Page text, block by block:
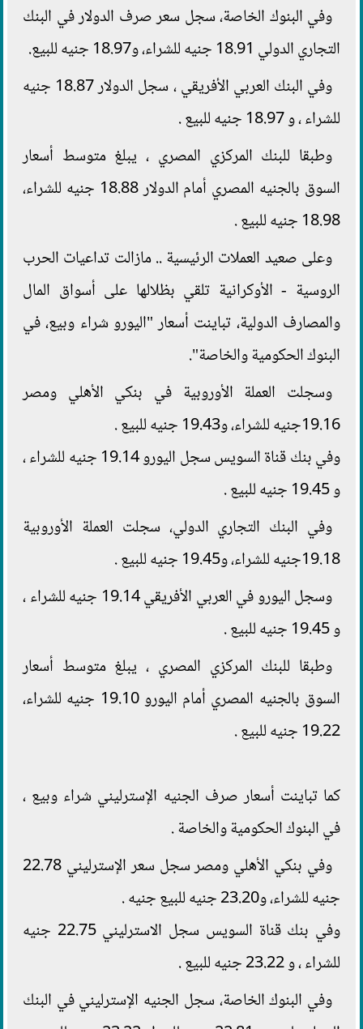
وفي البنوك الخاصة، سجل سعر صرف الدولار في البنك
التجاري الدولي 18.91 جنيه للشراء، و18.97 جنيه للبيع.
وفي البنك العربي الأفريقي ، سجل الدولار 18.87 جنيه
للشراء ، و 18.97 جنيه للبيع .
وطبقا للبنك المركزي المصري ، يبلغ متوسط أسعار
السوق بالجنيه المصري أمام الدولار 18.88 جنيه للشراء،
18.98 جنيه للبيع .
وعلى صعيد العملات الرئيسية .. مازالت تداعيات الحرب
الروسية - الأوكرانية تلقي بظلالها على أسواق المال
والمصارف الدولية، تباينت أسعار "اليورو شراء وبيع، في
البنوك الحكومية والخاصة".
وسجلت العملة الأوروبية في بنكي الأهلي ومصر
19.16جنيه للشراء، و19.43 جنيه للبيع .
وفي بنك قناة السويس سجل اليورو 19.14 جنيه للشراء ،
و 19.45 جنيه للبيع .
وفي البنك التجاري الدولي، سجلت العملة الأوروبية
19.18جنيه للشراء، و19.45 جنيه للبيع .
وسجل اليورو في العربي الأفريقي 19.14 جنيه للشراء ،
و 19.45 جنيه للبيع .
وطبقا للبنك المركزي المصري ، يبلغ متوسط أسعار
السوق بالجنيه المصري أمام اليورو 19.10 جنيه للشراء،
19.22 جنيه للبيع .
كما تباينت أسعار صرف الجنيه الإسترليني شراء وبيع ،
في البنوك الحكومية والخاصة .
وفي بنكي الأهلي ومصر سجل سعر الإسترليني 22.78
جنيه للشراء، و23.20 جنيه للبيع جنيه .
وفي بنك قناة السويس سجل الاسترليني 22.75 جنيه
للشراء ، و 23.22 جنيه للبيع .
وفي البنوك الخاصة، سجل الجنيه الإسترليني في البنك